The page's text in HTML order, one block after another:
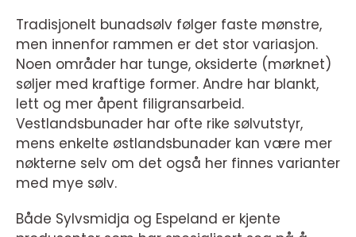
Tradisjonelt bunadsølv følger faste mønstre,
men innenfor rammen er det stor variasjon.
Noen områder har tunge, oksiderte (mørknet)
søljer med kraftige former. Andre har blankt,
lett og mer åpent filigransarbeid.
Vestlandsbunader har ofte rike sølvutstyr,
mens enkelte østlandsbunader kan være mer
nøkterne selv om det også her finnes varianter
med mye sølv.
Både Sylvsmidja og Espeland er kjente